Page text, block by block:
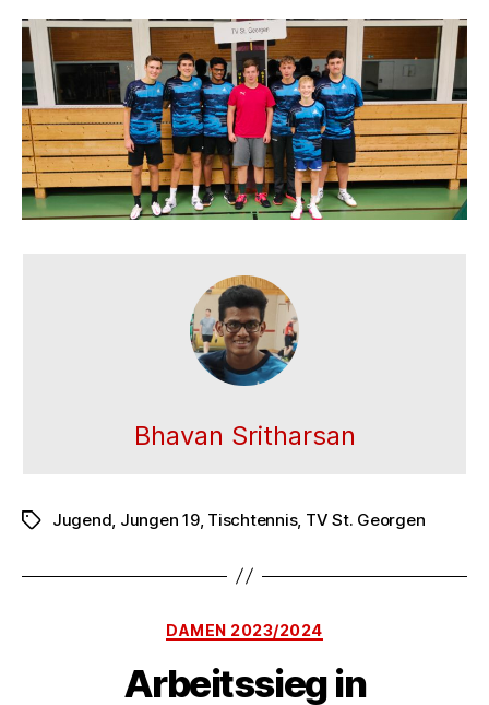
Bhavan Sritharsan
Schlagwörter
Jugend Jungen 19, Tischtennis, TV St. Georgen
Kategorien
DAMEN 2023/2024
Arbeitssieg in